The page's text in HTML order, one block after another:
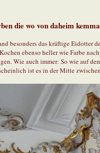
die wo von daheim
besonders das kräftige Eidotter
ebenso heller wie Farbe
Wie auch immer: So wie auf
ist es in der Mitte